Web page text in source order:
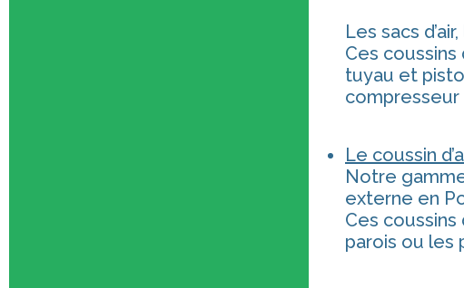
Les sacs
Ces
tuyau et
compresseur
Le coussin
Notre
externe en
Ces
parois ou les